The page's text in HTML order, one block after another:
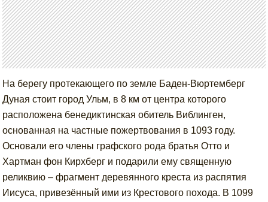
На берегу протекающего по земле Баден-Вюртемберг
Дуная стоит город Ульм, в 8 км от центра которого
расположена бенедиктинская обитель Виблинген,
основанная на частные пожертвования в 1093 году.
Основали его члены графского рода братья Отто и
Хартман фон Кирхберг и подарили ему священную
реликвию – фрагмент деревянного креста из распятия
Иисуса, привезённый ими из Крестового похода. В 1099